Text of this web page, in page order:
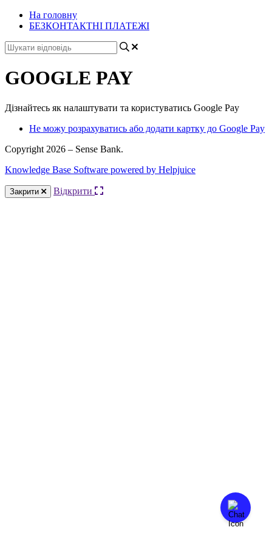
На головну
БЕЗКОНТАКТНІ ПЛАТЕЖІ
GOOGLE PAY
Дізнайтесь як налаштувати та користуватись Google Pay
Не можу розрахуватись або додати картку до Google Pay
Copyright 2026 – Sense Bank.
Knowledge Base Software powered by Helpjuice
Закрити Відкрити